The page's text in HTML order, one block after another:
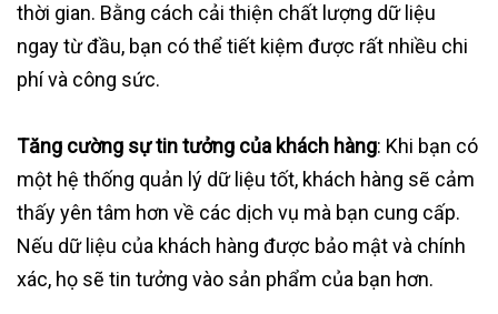
thời gian. Bằng cách cải thiện chất lượng dữ liệu
ngay từ đầu, bạn có thể tiết kiệm được rất nhiều chi
phí và công sức.
Tăng cường sự tin tưởng của khách hàng: Khi bạn có
một hệ thống quản lý dữ liệu tốt, khách hàng sẽ cảm
thấy yên tâm hơn về các dịch vụ mà bạn cung cấp.
Nếu dữ liệu của khách hàng được bảo mật và chính
xác, họ sẽ tin tưởng vào sản phẩm của bạn hơn.